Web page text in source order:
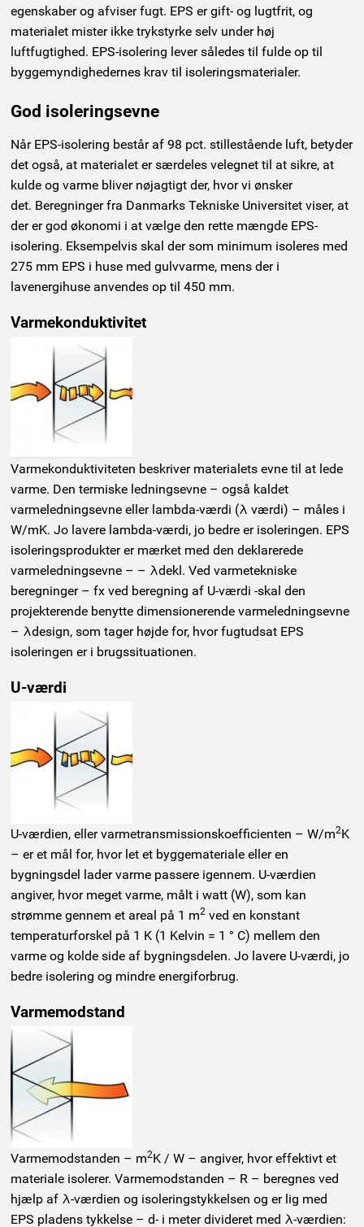
egenskaber og afviser fugt. EPS er gift- og lugtfrit, og
materialet mister ikke trykstyrke selv under høj
luftfugtighed. EPS-isolering lever således til fulde op til
byggemyndighedernes krav til isoleringsmaterialer.
God isoleringsevne
Når EPS-isolering består af 98 pct. stillestående luft, betyder
det også, at materialet er særdeles velegnet til at sikre, at
kulde og varme bliver nøjagtigt der, hvor vi ønsker
det. Beregninger fra Danmarks Tekniske Universitet viser, at
der er god økonomi i at vælge den rette mængde EPS-
isolering. Eksempelvis skal der som minimum isoleres med
275 mm EPS i huse med gulvvarme, mens der i
lavenergihuse anvendes op til 450 mm.
Varmekonduktivitet
Varmekonduktiviteten beskriver materialets evne til at lede
varme. Den termiske ledningsevne – også kaldet
varmeledningsevne eller lambda-værdi (λ værdi) – måles i
W/mK. Jo lavere lambda-værdi, jo bedre er isoleringen. EPS
isoleringsprodukter er mærket med den deklarerede
varmeledningsevne – – λdekl. Ved varmetekniske
beregninger – fx ved beregning af U-værdi -skal den
projekterende benytte dimensionerende varmeledningsevne
– λdesign, som tager højde for, hvor fugtudsat EPS
isoleringen er i brugssituationen.
U-værdi
U-værdien, eller varmetransmissionskoefficienten – W/m2K
– er et mål for, hvor let et byggemateriale eller en
bygningsdel lader varme passere igennem. U-værdien
angiver, hvor meget varme, målt i watt (W), som kan
strømme gennem et areal på 1 m2 ved en konstant
temperaturforskel på 1 K (1 Kelvin = 1 ° C) mellem den
varme og kolde side af bygningsdelen. Jo lavere U-værdi, jo
bedre isolering og mindre energiforbrug.
Varmemodstand
Varmemodstanden – m2K / W – angiver, hvor effektivt et
materiale isolerer. Varmemodstanden – R – beregnes ved
hjælp af λ-værdien og isoleringstykkelsen og er lig med
EPS pladens tykkelse – d- i meter divideret med λ-værdien: